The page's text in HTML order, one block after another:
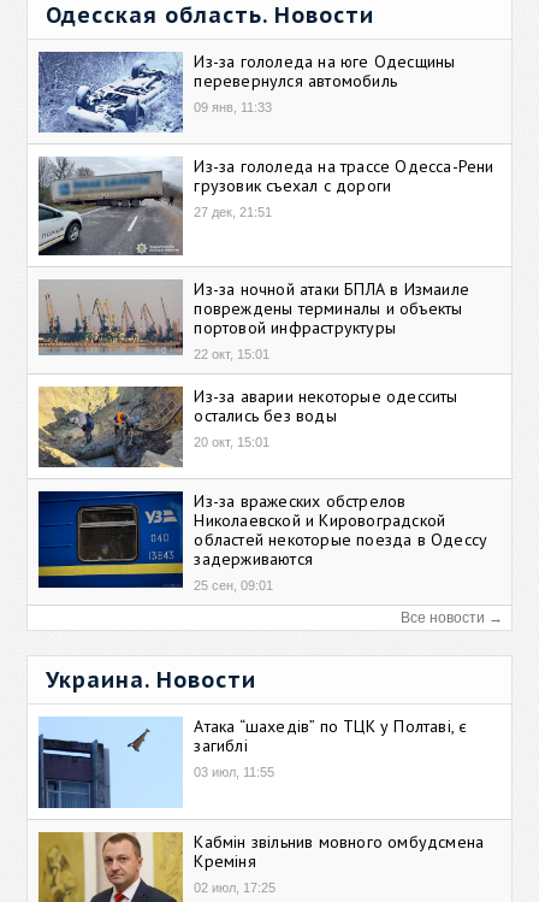
Одесская область. Новости
Из-за гололеда на юге Одесщины
перевернулся автомобиль
09 янв, 11:33
Из-за гололеда на трассе Одесса-Рени
грузовик съехал с дороги
27 дек, 21:51
Из-за ночной атаки БПЛА в Измаиле
повреждены терминалы и объекты
портовой инфраструктуры
22 окт, 15:01
Из-за аварии некоторые одесситы
остались без воды
20 окт, 15:01
Из-за вражеских обстрелов
Николаевской и Кировоградской
областей некоторые поезда в Одессу
задерживаются
25 сен, 09:01
Все новости →
Украина. Новости
Атака “шахедів” по ТЦК у Полтаві, є
загиблі
03 июл, 11:55
Кабмін звільнив мовного омбудсмена
Креміня
02 июл, 17:25